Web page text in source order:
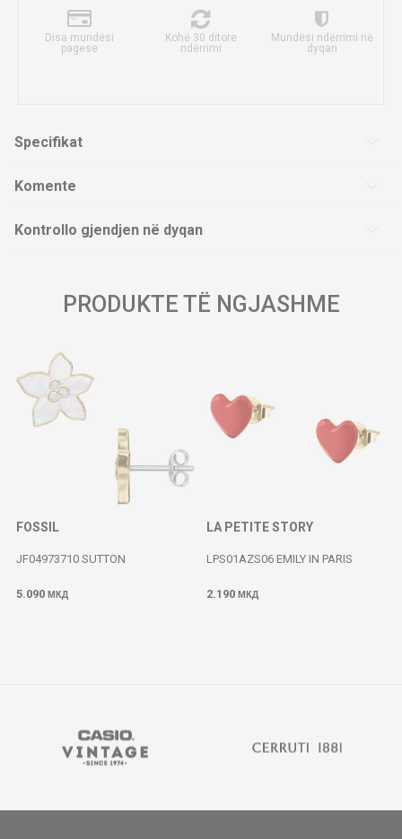
Disa mundësi
pagese
Kohë 30 ditore
ndërrimi
Mundësi ndërrimi në
dyqan
Specifikat
Komente
Kontrollo gjendjen në dyqan
PRODUKTE TË NGJASHME
FOSSIL
JF04973710 SUTTON
5.090 МКД
LA PETITE STORY
LPS01AZS06 EMILY IN PARIS
2.190 МКД